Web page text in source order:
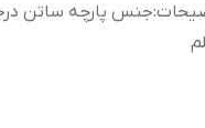
:جنس پارچه ساتن